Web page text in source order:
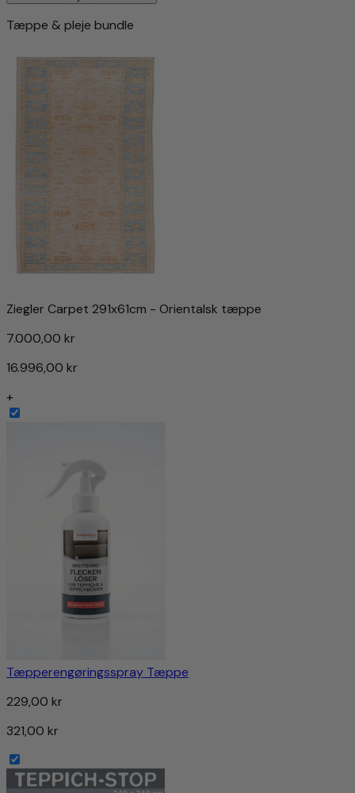
Tæppe & pleje bundle
Ziegler Carpet 291x61cm - Orientalsk tæppe
7.000,00 kr
16.996,00 kr
+
Tæpperengøringsspray Tæppe
229,00 kr
321,00 kr